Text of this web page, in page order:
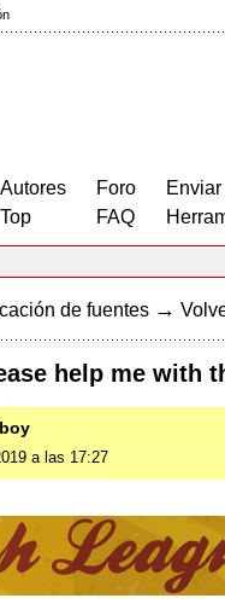
Autores
Top
Foro
FAQ
de fuentes →
help me with
a las 17:27